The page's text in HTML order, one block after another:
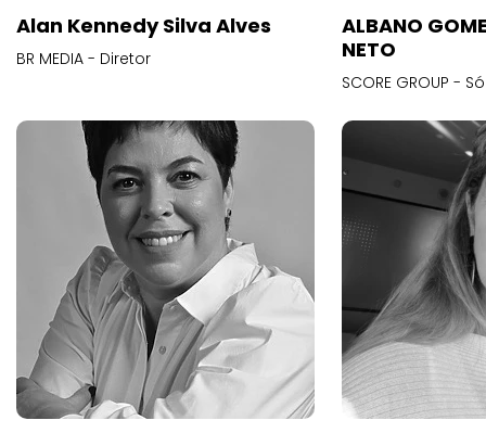
Alan Kennedy Silva Alves
BR MEDIA - Diretor
ALBANO
NETO
SCORE GROUP -